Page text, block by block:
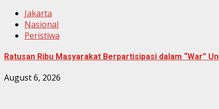
Jakarta
Nasional
Peristiwa
Ratusan Ribu Masyarakat Berpartisipasi dalam “War”
August 6, 2026